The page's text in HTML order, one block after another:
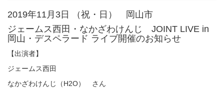
2019年11月3日 （祝・日） 岡山市
ジェームス西田・なかざわけんじ JOINT LIVE in
岡山・デスペラード ライブ開催のお知らせ
【出演者】
ジェームス西田
なかざわけんじ（H2O） さん